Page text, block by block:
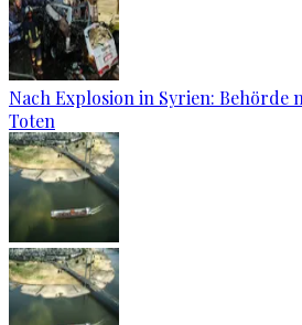
Nach Explosion in Syrien: Behörde
Toten